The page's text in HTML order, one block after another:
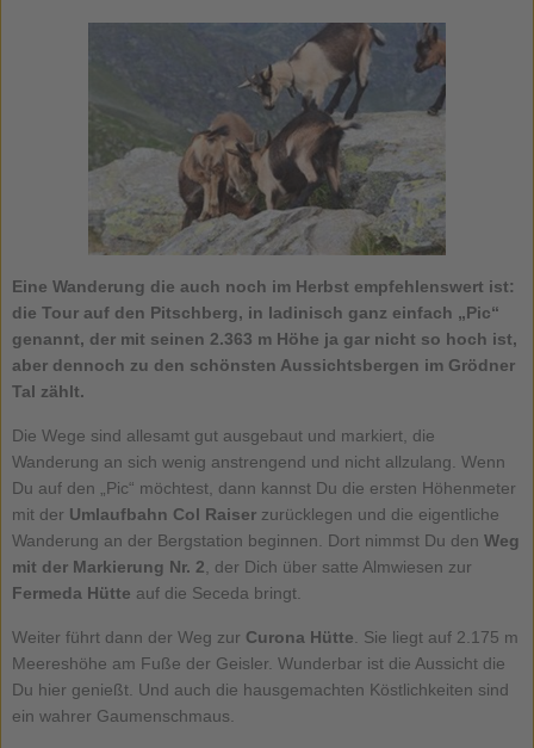
Eine Wanderung die auch noch im Herbst empfehlenswert ist:
die Tour auf den Pitschberg, in ladinisch ganz einfach „Pic“
genannt, der mit seinen 2.363 m Höhe ja gar nicht so hoch ist,
aber dennoch zu den schönsten Aussichtsbergen im Grödner
Tal zählt.
Die Wege sind allesamt gut ausgebaut und markiert, die
Wanderung an sich wenig anstrengend und nicht allzulang. Wenn
Du auf den „Pic“ möchtest, dann kannst Du die ersten Höhenmeter
mit der Umlaufbahn Col Raiserzurücklegen und die eigentliche
Wanderung an der Bergstation beginnen. Dort nimmst Du den Weg
mit der Markierung Nr. 2 , der Dich über satte Almwiesen zur
Fermeda Hütte auf die Seceda bringt.
Weiter führt dann der Weg zur Curona Hütte . Sie liegt auf 2.175 m
Meereshöhe am Fuße der Geisler. Wunderbar ist die Aussicht die
Du hier genießt. Und auch die hausgemachten Köstlichkeiten sind
ein wahrer Gaumenschmaus.